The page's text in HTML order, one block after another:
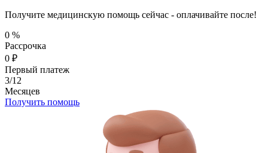
Получите медицинскую помощь сейчас - оплачивайте после!
0 %
Рассрочка
0 ₽
Первый платеж
3/12
Месяцев
Получить помощь